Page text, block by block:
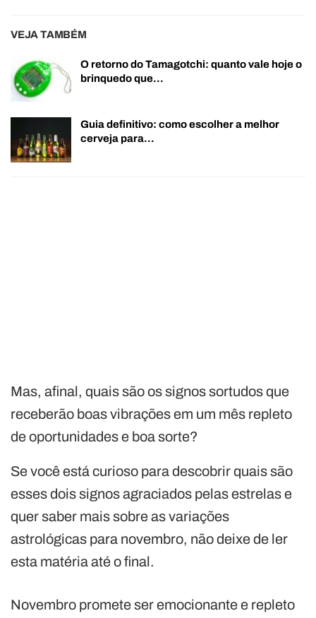
VEJA TAMBÉM
O retorno do Tamagotchi: quanto vale hoje o
brinquedo que…
Guia definitivo: como escolher a melhor
cerveja para…
Mas, afinal, quais são os signos sortudos que
receberão boas vibrações em um mês repleto
de oportunidades e boa sorte?
Se você está curioso para descobrir quais são
esses dois signos agraciados pelas estrelas e
quer saber mais sobre as variações
astrológicas para novembro, não deixe de ler
esta matéria até o final.
Novembro promete ser emocionante e repleto